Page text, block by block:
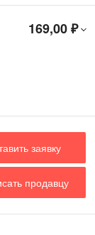
169,00 ₽
заявку
продавцу